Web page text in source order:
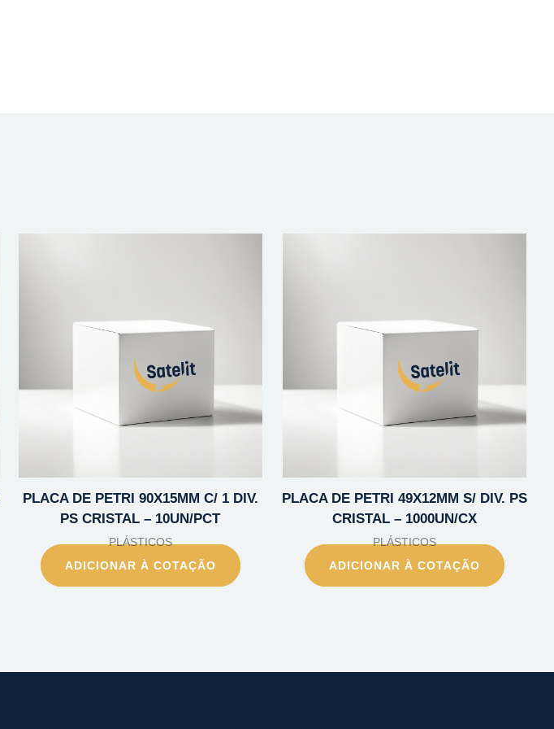
PLACA DE PETRI 90X15MM C/ 1 DIV.
PS CRISTAL – 10UN/PCT
PLÁSTICOS
ADICIONAR À COTAÇÃO
PLACA DE PETRI 49X12MM S/ DIV. PS
CRISTAL – 1000UN/CX
PLÁSTICOS
ADICIONAR À COTAÇÃO